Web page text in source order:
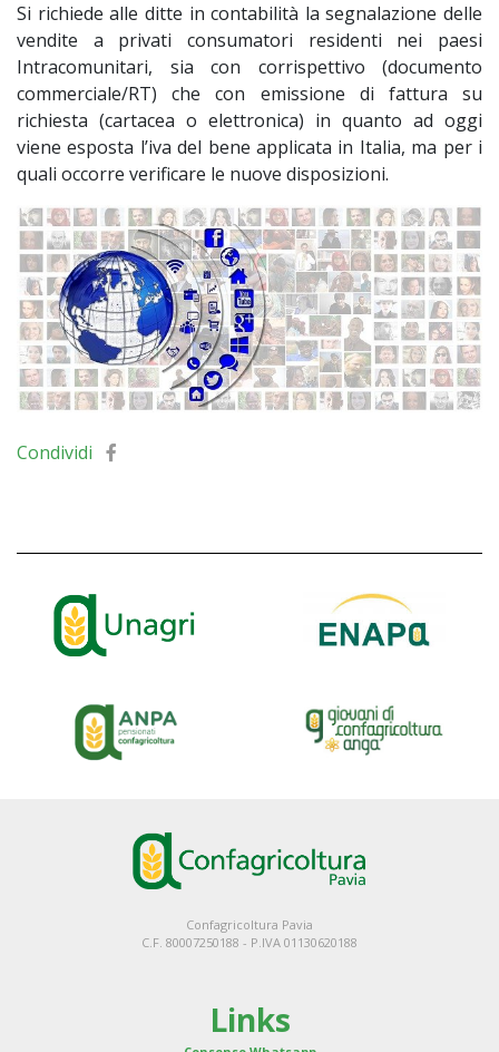
Si richiede alle ditte in contabilità la segnalazione delle
vendite a privati consumatori residenti nei paesi
Intracomunitari, sia con corrispettivo (documento
commerciale/RT) che con emissione di fattura su
richiesta (cartacea o elettronica) in quanto ad oggi
viene esposta l’iva del bene applicata in Italia, ma per i
quali occorre verificare le nuove disposizioni.
Condividi
Confagricoltura Pavia
C.F. 80007250188 - P.IVA 01130620188
Links